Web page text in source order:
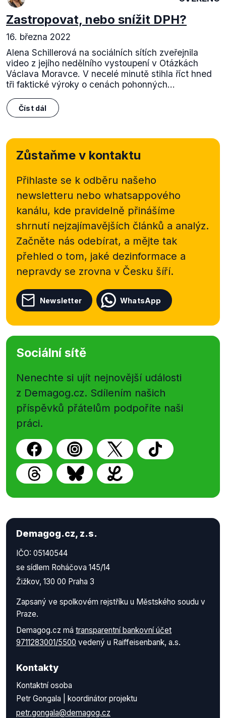
Zastropovat, nebo snížit DPH?
16. března 2022
Alena Schillerová na sociálních sítích zveřejnila
video z jejího nedělního vystoupení v Otázkách
Václava Moravce. V necelé minutě stihla říct hned
tři faktické výroky o cenách pohonných...
Číst dál
Zůstaňme v kontaktu
Přihlaste se k odběru našeho
newsletteru nebo whatsappového
kanálu, kde pravidelně přinášíme
shrnutí nejzajímavějších článků a analýz.
Začněte nás odebírat, a mějte tak
přehled o tom, jaké dezinformace a
nepravdy se zrovna v Česku šíří.
Newsletter WhatsApp
Sociální sítě
Nenechte si ujít nejnovější události
z Demagog.cz. Sdílením našich
příspěvků přátelům podpoříte naši
práci.
Demagog.cz, z.s.
IČO: 05140544
se sídlem Roháčova 145/14
Žižkov, 130 00 Praha 3
Zapsaný ve spolkovém rejstříku u Městského soudu v
Praze.
Demagog.cz má transparentní bankovní účet
9711283001/5500 vedený u Raiffeisenbank, a.s.
Kontakty
Kontaktní osoba
Petr Gongala | koordinátor projektu
petr.gongala@demagog.cz